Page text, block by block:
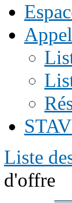
Liste
d'offre